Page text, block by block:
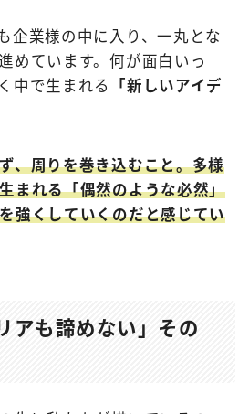
企業様の中に入り、一丸とな
めています。何が面白いっ
中で生まれる
「新しいアイデ
、周りを巻き込むこと。多様
まれる「偶然のような必然」
強くしていくのだと感じてい
アも諦めない」その